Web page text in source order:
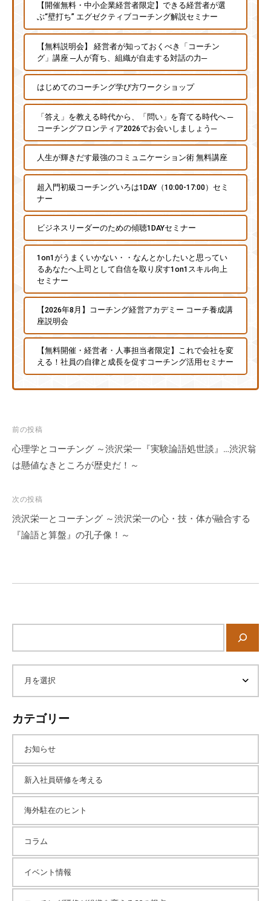
【開催無料・中小企業経営者限定】できる経営者が選
ぶ“壁打ち” エグゼクティブコーチング解説セミナー
【無料説明会】 経営者が知っておくべき「コーチン
グ」講座 ─人が育ち、組織が自走する対話の力─
はじめてのコーチング学び方ワークショップ
「答え」を教える時代から、「問い」を育てる時代へ ─
コーチングフロンティア2026でお会いしましょう─
人生が輝きだす最強のコミュニケーション術 無料講座
超入門初級コーチングいろは1DAY（10:00-17:00）セミ
ナー
ビジネスリーダーのための傾聴1DAYセミナー
1on1がうまくいかない・・なんとかしたいと思ってい
るあなたへ上司として自信を取り戻す1on1スキル向上
セミナー
【2026年8月】コーチング経営アカデミー コーチ養成講
座説明会
【無料開催・経営者・人事担当者限定】これで会社を変
える！社員の自律と成長を促すコーチング活用セミナー
投
稿
ナ
ゲ
ー
シ
前の投稿
心理学とコーチング ～渋沢栄一『実験論語処世談』…渋沢翁
は懸値なきところが歴史だ！～
次の投稿
渋沢栄一とコーチング ～渋沢栄一の心・技・体が融合する
『論語と算盤』の孔子像！～
索
ー
カテゴリー
お知らせ
新入社員研修を考える
海外駐在のヒント
コラム
イベント情報